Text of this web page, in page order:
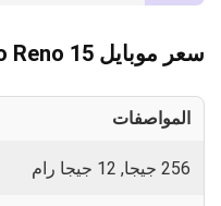
سعر موبايل Oppo Reno 15
المواصفات
256 جيجا, 12 جيجا رام